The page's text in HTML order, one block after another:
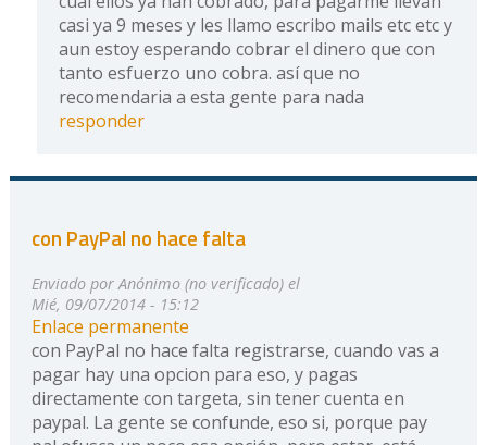
casi ya 9 meses y les llamo escribo mails etc etc y
aun estoy esperando cobrar el dinero que con
tanto esfuerzo uno cobra. así que no
recomendaria a esta gente para nada
responder
con PayPal no hace falta
Enviado porAnónimo (no verificado)el
Mié, 09/07/2014 - 15:12
Enlace permanente
con PayPal no hace falta registrarse, cuando vas a
pagar hay una opcion para eso, y pagas
directamente con targeta, sin tener cuenta en
paypal. La gente se confunde, eso si, porque pay